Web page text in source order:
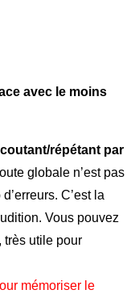
avec le moins
répétant par
globale n’est pas
C’est la
Vous pouvez
très utile pour
mémoriser le